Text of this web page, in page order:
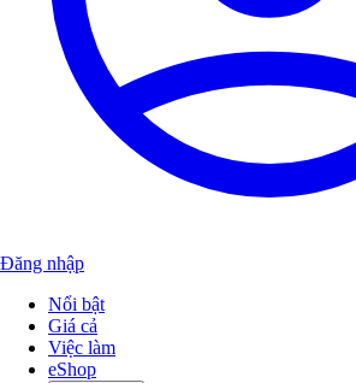
Đăng nhập
Nổi bật
Giá cả
Việc làm
eShop